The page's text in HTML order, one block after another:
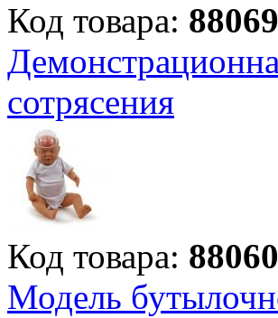
Код товара:
сотрясения
Код товара:
Модель